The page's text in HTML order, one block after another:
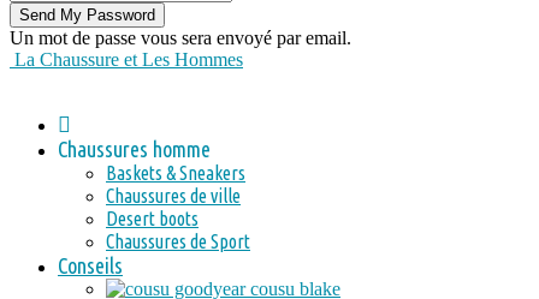
Un mot de passe vous sera envoyé par email.
La Chaussure et Les Hommes
Chaussures homme
Baskets & Sneakers
Chaussures de ville
Desert boots
Chaussures de Sport
Conseils